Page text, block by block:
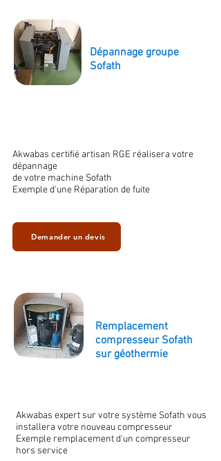
Dépannage groupe
Sofath
Akwabas certifié artisan RGE réalisera votre
dépannage
de votre machine Sofath
Exemple d'une Réparation de fuite
Demander un devis
Remplacement
compresseur Sofath
sur géothermie
Akwabas expert sur votre système Sofath vous
installera votre nouveau compresseur
Exemple remplacement d'un compresseur
hors service